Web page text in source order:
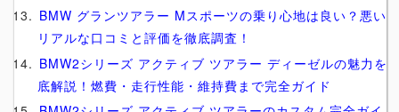
BMW グランツアラー Mスポーツの乗り心地は良い？悪い
リアルな口コミと評価を徹底調査！
BMW2シリーズ アクティブ ツアラー ディーゼルの魅力を
底解説！燃費・走行性能・維持費まで完全ガイド